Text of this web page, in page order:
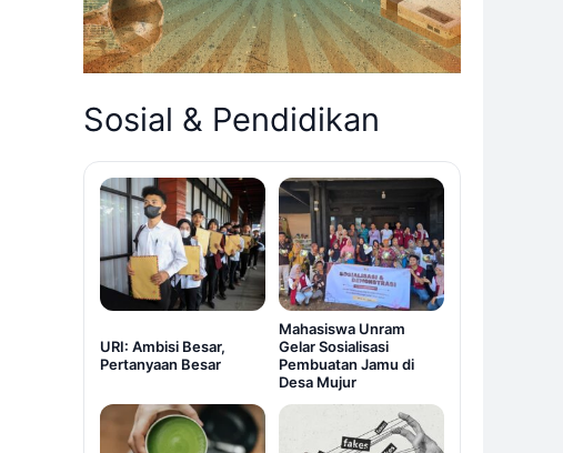
Sosial & Pendidikan
URI: Ambisi Besar,
Pertanyaan Besar
Mahasiswa Unram
Gelar Sosialisasi
Pembuatan Jamu di
Desa Mujur